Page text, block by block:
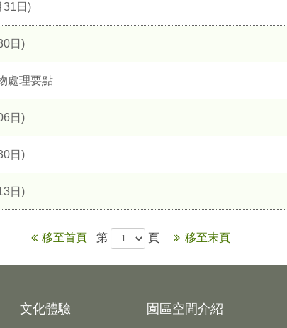
31日)
日)
處理要點
日)
日)
日)
移至首頁 第 頁 移至末頁
文化體驗 園區空間介紹